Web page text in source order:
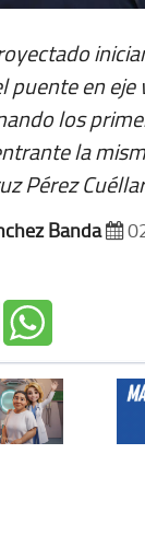
en eje
los
la
Pérez
Banda